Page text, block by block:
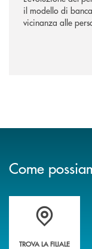
il modello di
vicinanza alle
Come
Accedi all' elenco
TROVA LA FILIALE